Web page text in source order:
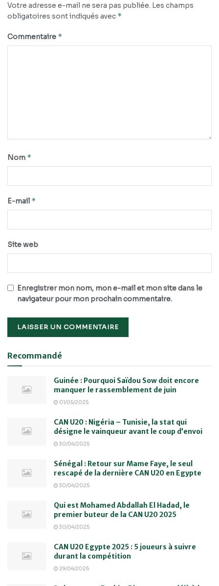
Votre adresse e-mail ne sera pas publiée. Les champs
obligatoires sont indiqués avec *
Commentaire *
Nom *
E-mail *
Site web
Enregistrer mon nom, mon e-mail et mon site dans le
navigateur pour mon prochain commentaire.
Recommandé
Guinée : Pourquoi Saïdou Sow doit encore
manquer le rassemblement de juin
01/05/2025
CAN U20 : Nigéria – Tunisie, la stat qui
désigne le vainqueur avant le coup d’envoi
30/04/2025
Sénégal : Retour sur Mame Faye, le seul
rescapé de la dernière CAN U20 en Egypte
30/04/2025
Qui est Mohamed Abdallah El Hadad, le
premier buteur de la CAN U20 2025
30/04/2025
CAN U20 Egypte 2025 : 5 joueurs à suivre
durant la compétition
29/04/2025